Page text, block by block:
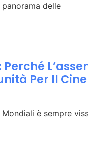
delle
Per Il
è sempre